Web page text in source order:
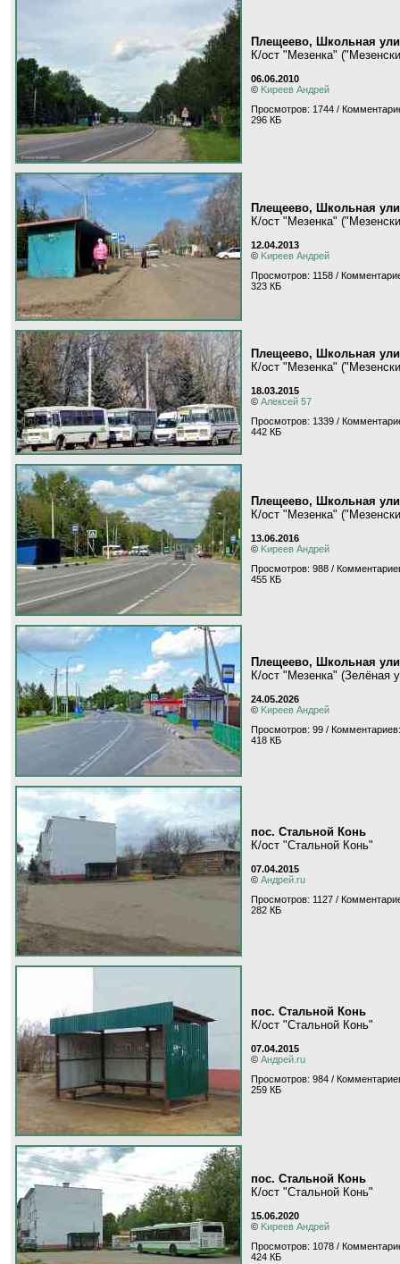
Плещеево, Школьная
К/ост "Мезенка"
06.06.2010
© Kиpeeв Aндpeй
Просмотров: 1744 /
296 КБ
Плещеево, Школьная
К/ост "Мезенка"
12.04.2013
© Kиpeeв Aндpeй
Просмотров: 1158 /
323 КБ
Плещеево, Школьная
К/ост "Мезенка"
18.03.2015
© Алексей 57
Просмотров: 1339 /
442 КБ
Плещеево, Школьная
К/ост "Мезенка"
13.06.2016
© Kиpeeв Aндpeй
Просмотров: 988 /
455 КБ
Плещеево, Школьная
К/ост "Мезенка" (Зелёная
24.05.2026
© Kиpeeв Aндpeй
Просмотров: 99 /
418 КБ
пос. Стальной Конь
К/ост "Стальной Конь"
07.04.2015
© Андрей.ru
Просмотров: 1127 /
282 КБ
пос. Стальной Конь
К/ост "Стальной Конь"
07.04.2015
© Андрей.ru
Просмотров: 984 /
259 КБ
пос. Стальной Конь
К/ост "Стальной Конь"
15.06.2020
© Kиpeeв Aндpeй
Просмотров: 1078 /
424 КБ